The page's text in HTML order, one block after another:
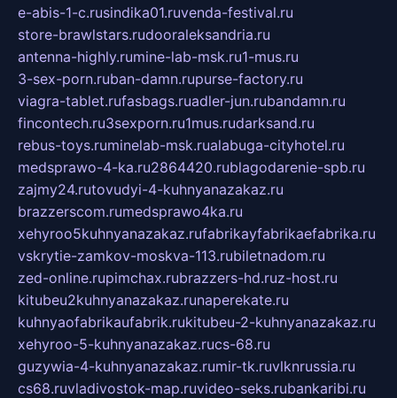
e-abis-1-c.rusindika01.ruvenda-festival.ru
store-brawlstars.rudooraleksandria.ru
antenna-highly.rumine-lab-msk.ru1-mus.ru
3-sex-porn.ruban-damn.rupurse-factory.ru
viagra-tablet.rufasbags.ruadler-jun.rubandamn.ru
fincontech.ru3sexporn.ru1mus.rudarksand.ru
rebus-toys.ruminelab-msk.rualabuga-cityhotel.ru
medsprawo-4-ka.ru2864420.rublagodarenie-spb.ru
zajmy24.rutovudyi-4-kuhnyanazakaz.ru
brazzerscom.rumedsprawo4ka.ru
xehyroo5kuhnyanazakaz.rufabrikayfabrikaefabrika.ru
vskrytie-zamkov-moskva-113.rubiletnadom.ru
zed-online.rupimchax.rubrazzers-hd.ruz-host.ru
kitubeu2kuhnyanazakaz.runaperekate.ru
kuhnyaofabrikaufabrik.rukitubeu-2-kuhnyanazakaz.ru
xehyroo-5-kuhnyanazakaz.rucs-68.ru
guzywia-4-kuhnyanazakaz.rumir-tk.ruvlknrussia.ru
cs68.ruvladivostok-map.ruvideo-seks.rubankaribi.ru